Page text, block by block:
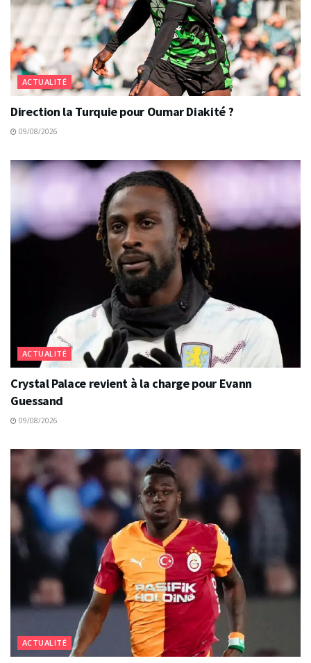
ACTUALITÉ
Direction la Turquie pour Oumar Diakité ?
09/08/2026
ACTUALITÉ
Crystal Palace revient à la charge pour Evann
Guessand
09/08/2026
ACTUALITÉ